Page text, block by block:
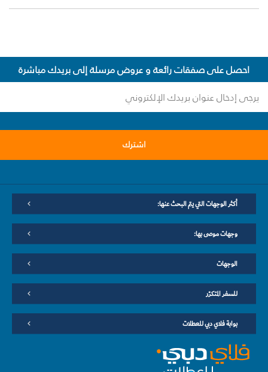
احصل على صفقات رائعة و عروض مرسلة إلى بريدك مباشرة
اشترك
أكثر الوجهات التي يتم البحث عنها:
وجهات موصى بها:
الوجهات
للسفر المتكرّر
بوابة فلاي دبي للعطلات